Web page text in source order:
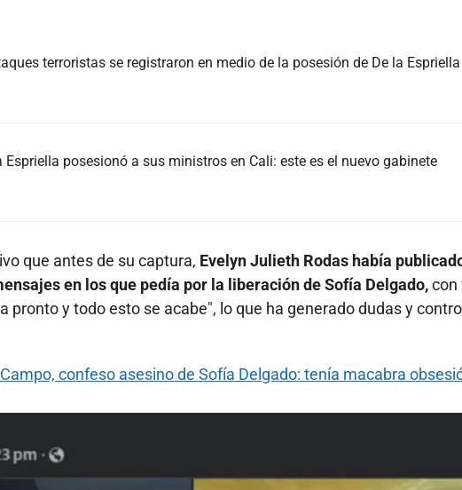
terroristas se registraron en medio de la posesión de De la Espriella
Espriella posesionó a sus ministros en Cali: este es el nuevo gabinete
que antes de su captura, Evelyn Julieth Rodas había
en los que pedía por la liberación de Sofía Delgado,con
pronto y todo esto se acabe", lo que ha generado dudas y
confeso asesino de Sofía Delgado: tenía macabra